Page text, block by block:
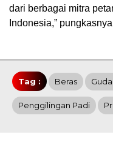
dari berbagai mitra
Indonesia,”
Tag : Beras
Penggilingan Padi